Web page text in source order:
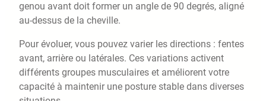
genou avant doit former un angle de 90 degrés, aligné
au-dessus de la cheville.
Pour évoluer, vous pouvez varier les directions : fentes
avant, arrière ou latérales. Ces variations activent
différents groupes musculaires et améliorent votre
capacité à maintenir une posture stable dans diverses